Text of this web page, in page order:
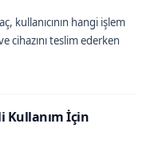
kullanıcının hangi işlem
cihazını teslim ederken
Kullanım İçin